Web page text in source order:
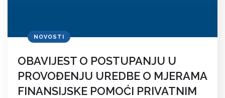
NOVOSTI
OBAVIJEST O POSTUPANJU U
PROVOĐENJU UREDBE O MJERAMA
FINANSIJSKE POMOĆI PRIVATNIM